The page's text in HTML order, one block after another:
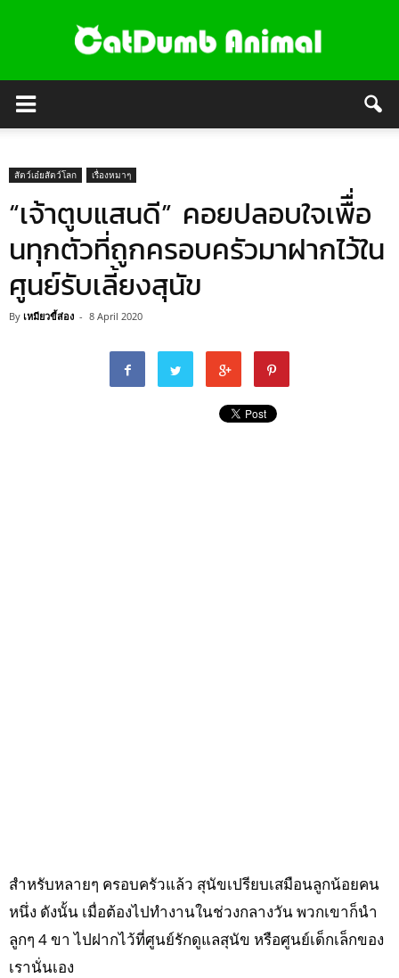
สัตว์เอ๋ยสัตว์โลก เรื่องหมาๆ
“เจ้าตูบแสนดี” คอยปลอบใจเพืื่อ
นทุกตัวที่ถูกครอบครัวมาฝากไว้ใน
ศูนย์รับเลี้ยงสุนัข
By เหมียวขี้ส่อง - 8 April 2020
สำหรับหลายๆ ครอบครัวแล้ว สุนัขเปรียบเสมือนลูกน้อยคน
หนึ่ง ดังนั้น เมื่อต้องไปทำงานในช่วงกลางวัน พวกเขาก็นำ
ลูกๆ 4 ขา ไปฝากไว้ที่ศูนย์รักดูแลสุนัข หรือศูนย์เด็กเล็กของ
เรานั่นเอง